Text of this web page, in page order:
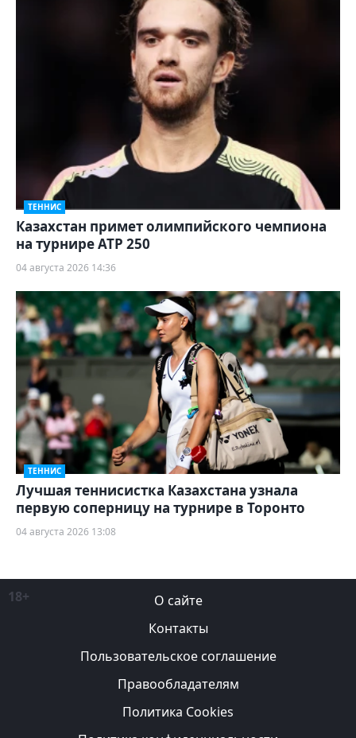
ТЕННИС
Казахстан примет олимпийского чемпиона
на турнире ATP 250
04 августа 2026 14:36
ТЕННИС
Лучшая теннисистка Казахстана узнала
первую соперницу на турнире в Торонто
04 августа 2026 13:08
18+
О сайте
Контакты
Пользовательское соглашение
Правообладателям
Политика Cookies